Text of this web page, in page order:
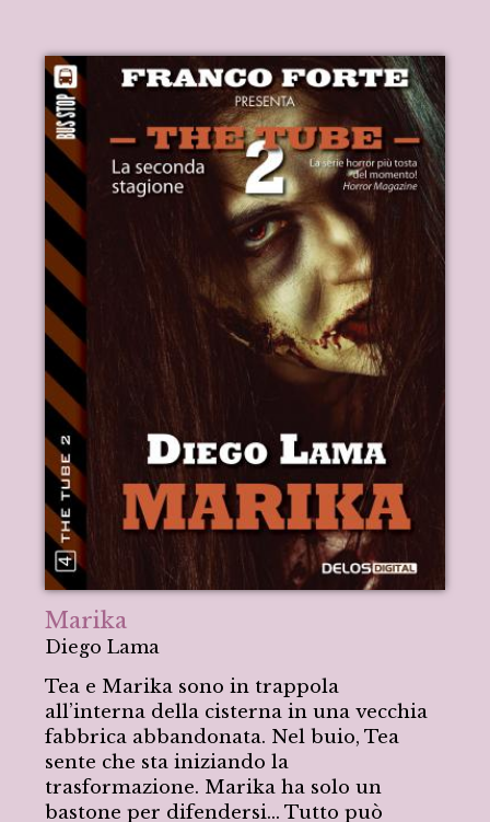
Marika
Diego Lama
Tea e Marika sono in trappola
all’interna della cisterna in una vecchia
fabbrica abbandonata. Nel buio, Tea
sente che sta iniziando la
trasformazione. Marika ha solo un
bastone per difendersi… Tutto può